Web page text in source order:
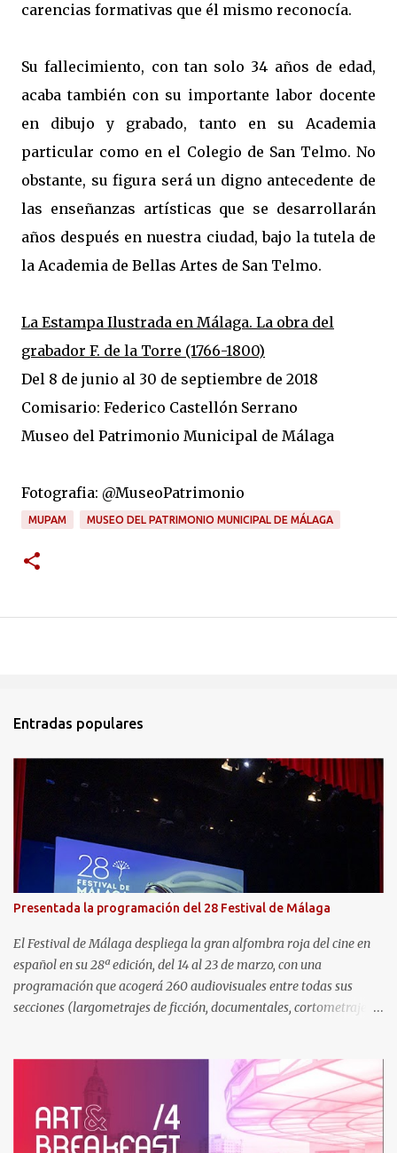
carencias formativas que él mismo reconocía.
Su fallecimiento, con tan solo 34 años de edad,
acaba también con su importante labor docente
en dibujo y grabado, tanto en su Academia
particular como en el Colegio de San Telmo. No
obstante, su figura será un digno antecedente de
las enseñanzas artísticas que se desarrollarán
años después en nuestra ciudad, bajo la tutela de
la Academia de Bellas Artes de San Telmo.
La Estampa Ilustrada en Málaga. La obra del
grabador F. de la Torre (1766-1800)
Del 8 de junio al 30 de septiembre de 2018
Comisario: Federico Castellón Serrano
Museo del Patrimonio Municipal de Málaga
Fotografia: @MuseoPatrimonio
MUPAM MUSEO DEL PATRIMONIO MUNICIPAL DE MÁLAGA
Entradas populares
Presentada la programación del 28 Festival de Málaga
El Festival de Málaga despliega la gran alfombra roja del cine en
español en su 28ª edición, del 14 al 23 de marzo, con una
programación que acogerá 260 audiovisuales entre todas sus
secciones (largometrajes de ficción, documentales, cortometrajes,
Mar, en la playa de la Malagueta. Asimismo, el certamen
malagueño se convertirá de nuevo en punto de encuentro del
audiovisual en español en su consolidada área de Industria MAFIZ.
La Sección Oficial a concurso incluye 22 películas (15 españolas y 7